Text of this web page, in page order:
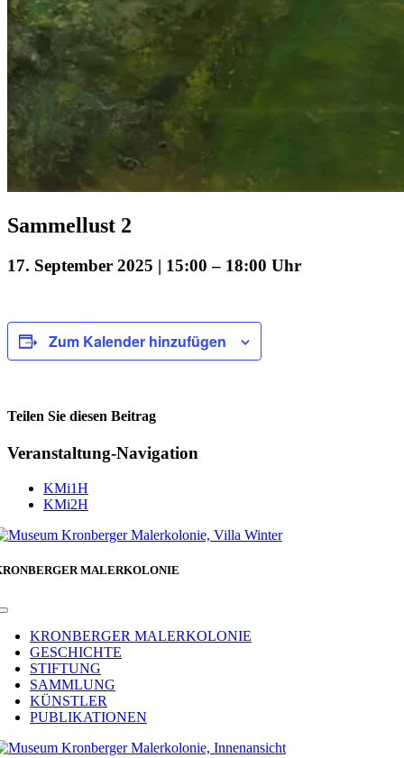
Sammellust 2
17. September 2025 | 15:00 – 18:00
Zum Kalender hinzufügen
Teilen Sie diesen Beitrag
Facebook
Veranstaltung-Navigation
KMi1H
KMi2H
MALERKOLONIE
Toggle
NavigationKRONBERGER MALERKOLONIE
GESCHICHTE
STIFTUNG
SAMMLUNG
KÜNSTLER
PUBLIKATIONEN